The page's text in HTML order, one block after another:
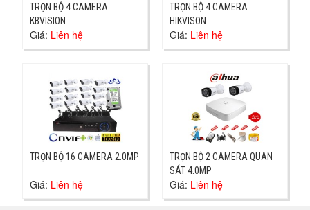
TRỌN BỘ 4 CAMERA
KBVISION
Giá: Liên hệ
TRỌN BỘ 4 CAMERA
HIKVISON
Giá: Liên hệ
TRỌN BỘ 16 CAMERA 2.0MP
Giá: Liên hệ
TRỌN BỘ 2 CAMERA QUAN
SÁT 4.0MP
Giá: Liên hệ